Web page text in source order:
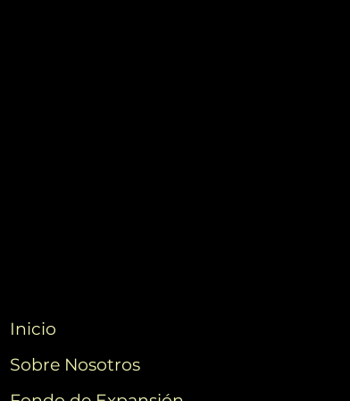
Inicio
Sobre Nosotros